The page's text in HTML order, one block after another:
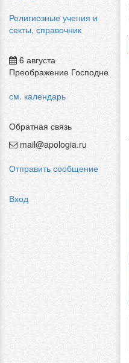
Религиозные учения и
секты, справочник
6 августа
Преображение Господне
см. календарь
Обратная связь
mail@apologia.ru
Отправить сообщение
Вход